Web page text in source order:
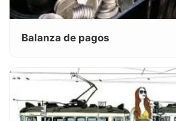
Balanza de pagos